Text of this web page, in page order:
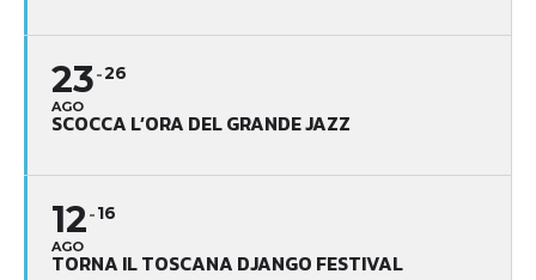
23
AGO
26
SCOCCA L’ORA DEL GRANDE JAZZ
12
AGO
16
TORNA IL TOSCANA DJANGO FESTIVAL